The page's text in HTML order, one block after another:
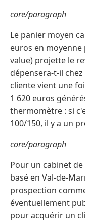
core/paragraph
Le panier moyen
euros en moyenne
value) projette le
dépensera-t-il
cliente vient une
1 620 euros
thermomètre : si
100/150, il y a un
core/paragraph
Pour un cabinet
basé en Val-de-
prospection
éventuellement
pour acquérir un